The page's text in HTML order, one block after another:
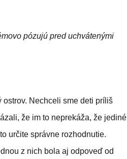
pózujú pred uchvátenými
Nechceli sme deti príliš
že im to neprekáža, že jediné
určite správne rozhodnutie.
z nich bola aj odpoveď od